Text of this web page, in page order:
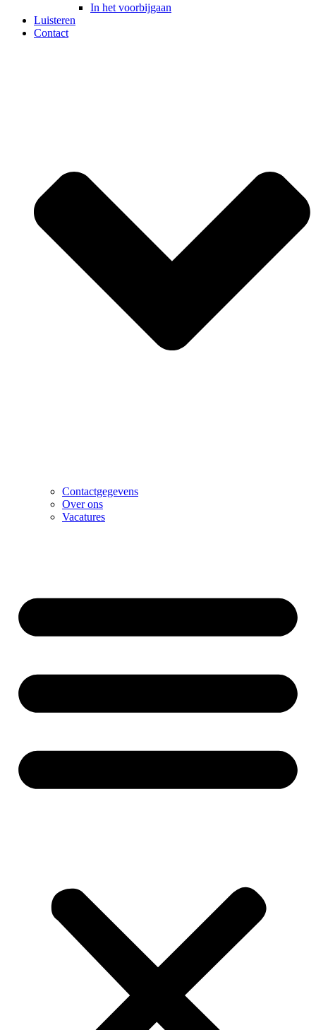
In het voorbijgaan
Luisteren
Contact
Contactgegevens
Over ons
Vacatures